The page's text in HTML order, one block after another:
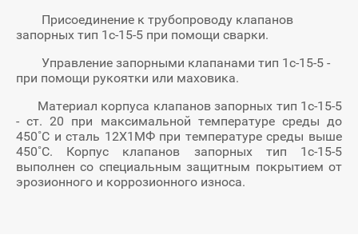
Присоединение к трубопроводу клапанов
запорных тип 1с-15-5 при помощи сварки.
Управление запорными клапанами тип 1с-15-5 -
при помощи рукоятки или маховика.
Материал корпуса клапанов запорных тип 1с-15-5
- ст. 20 при максимальной температуре среды до
450˚С и сталь 12Х1МФ при температуре среды выше
450˚С. Корпус клапанов запорных тип 1с-15-5
выполнен со специальным защитным покрытием от
эрозионного и коррозионного износа.